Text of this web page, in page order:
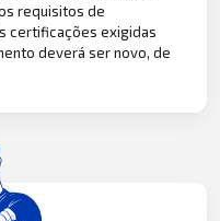
requisitos de
certificações exigidas
deverá ser novo, de